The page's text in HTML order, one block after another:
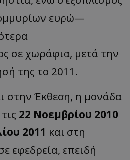
ευρώ—
σε χωράφια, μετά την
της το 2011.
στην Έκθεση, η μονάδα
22 Νοεμβρίου 2010
2011 και στη
εφεδρεία, επειδή